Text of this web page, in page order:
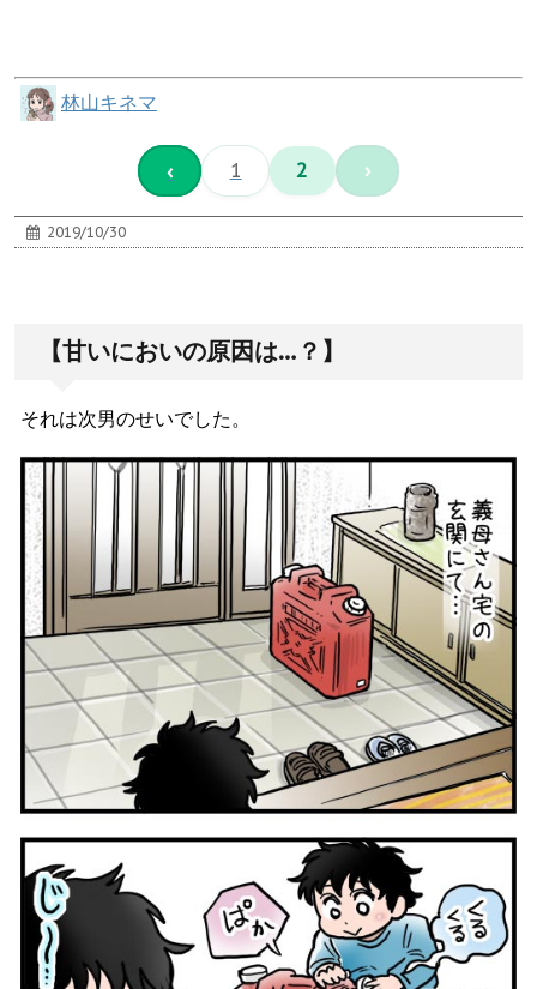
林山キネマ
‹ 1 2 ›
2019/10/30
【甘いにおいの原因は…？】
それは次男のせいでした。